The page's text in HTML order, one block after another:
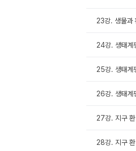
23강. 생물과
24강. 생태
25강. 생태
26강. 생태계
27강. 지구
28강. 지구